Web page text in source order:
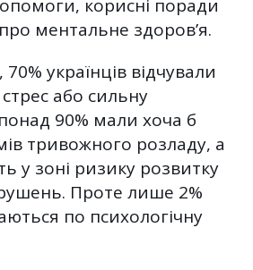
корисні поради
ментальне здоров’я.
українців відчували
або сильну
90% мали хоча б
тривожного розладу, а
у зоні ризику розвитку
Проте лише 2%
по психологічну